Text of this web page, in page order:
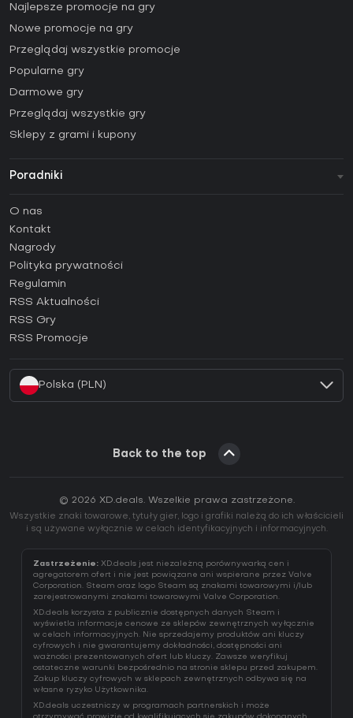
Najlepsze promocje na gry
Nowe promocje na gry
Przeglądaj wszystkie promocje
Popularne gry
Darmowe gry
Przeglądaj wszystkie gry
Sklepy z grami i kupony
Poradniki
Poradniki
Jak aktywować klucz Steam (CD Key)?
Jak aktywować klucz Epic Games (CD Key)?
Jak aktywować klucz GOG (CD Key)?
Jak aktywować klucz Ubisoft Connect (CD Key)?
O nas
Kontakt
Nagrody
Polityka prywatności
Regulamin
RSS Aktualności
RSS Gry
RSS Promocje
Polska (PLN)
Back to the top
© 2026 XD.deals. Wszelkie prawa zastrzeżone.
Wszystkie znaki towarowe, tytuły gier, logo i grafiki należą do ich właścicieli
i są używane wyłącznie w celach identyfikacyjnych i informacyjnych.
Zastrzeżenie: XD.deals jest niezależną porównywarką cen i
agregatorem ofert i nie jest powiązane ani wspierane przez Valve
Corporation. Steam oraz logo Steam są znakami towarowymi i/lub
zarejestrowanymi znakami towarowymi Valve Corporation.
XD.deals korzysta z publicznie dostępnych danych Steam i
wyświetla informacje cenowe ze sklepów zewnętrznych wyłącznie
w celach informacyjnych. Nie sprzedajemy produktów ani kluczy
cyfrowych i nie gwarantujemy dokładności, dostępności ani
ważności prezentowanych ofert lub kluczy. Zawsze weryfikuj
ostateczne warunki bezpośrednio na stronie sklepu przed zakupem.
Zakup kluczy cyfrowych w sklepach zewnętrznych odbywa się na
własne ryzyko Użytkownika.
XD.deals uczestniczy w programach partnerskich i może